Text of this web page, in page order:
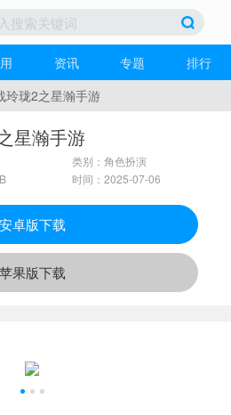
资讯 专题
排行
玲珑2之星瀚手游
星瀚手游
类别：角色扮演
时间：2025-07-06
安卓版下载
苹果版下载